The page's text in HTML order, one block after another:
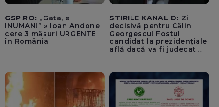
GSP.RO: „Gata, e
INUMAN!” » Ioan Andone
cere 3 măsuri URGENTE
în România
STIRILE KANAL D: Zi
decisivă pentru Călin
Georgescu! Fostul
candidat la prezidențiale
află dacă va fi judecat